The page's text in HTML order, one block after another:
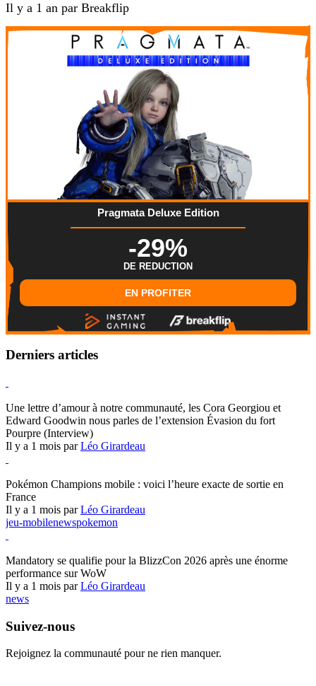
Il y a 1 an par Breakflip
Pragmata Deluxe Edition
-29%
DE REDUCTION
EN PROFITER
Derniers articles
Une lettre d’amour à notre communauté, les Cora Georgiou et
Edward Goodwin nous parles de l’extension Évasion du fort
Pourpre (Interview)
Il y a 1 mois parLéo Girardeau
Pokémon Champions mobile : voici l’heure exacte de sortie en
France
Il y a 1 mois parLéo Girardeau
jeu-mobilenewspokemon
Mandatory se qualifie pour la BlizzCon 2026 après une énorme
performance sur WoW
Il y a 1 mois parLéo Girardeau
news
Suivez-nous
Rejoignez la communauté pour ne rien manquer.